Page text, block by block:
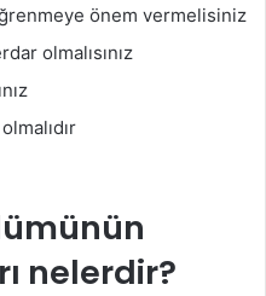
önem vermelisiniz
olmalısınız
nelerdir?